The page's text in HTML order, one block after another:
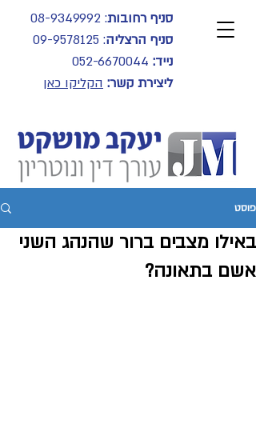
סניף רחובות:
08-9349992
סניף הרצליה:
09-9578125
נייד: 052-6670044
ליצירת קשר: הקליקו כאן
פוסט
באילו מצבים ברור שהנהג השני
אשם בתאונה?